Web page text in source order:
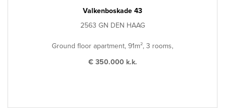
Valkenboskade 43
2563 GN DEN HAAG
Ground floor apartment, 91m², 3 rooms,
€ 350.000 k.k.